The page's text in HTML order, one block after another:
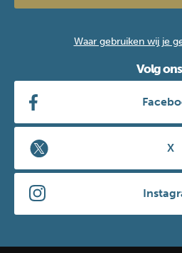
Waar gebruiken wij je
Volg ons
X